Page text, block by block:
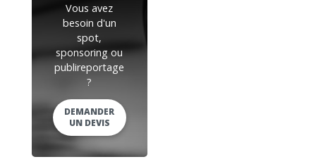
Vous avez
besoin d'un
spot,
sponsoring ou
publireportage
?
DEMANDER
UN DEVIS